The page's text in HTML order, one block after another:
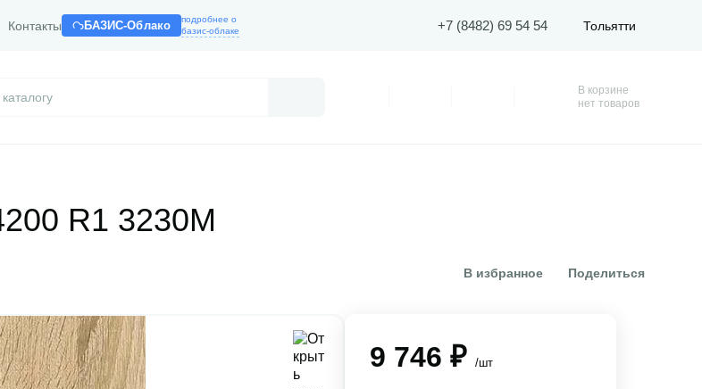
Контакты БАЗИС-Облако
подробнее о
базис-облаке
+7 (8482) 69 54 54 Тольятти
Корзина
В корзине
нет товаров
R1 3230М
В избранное Поделиться
9 746 ₽ /шт